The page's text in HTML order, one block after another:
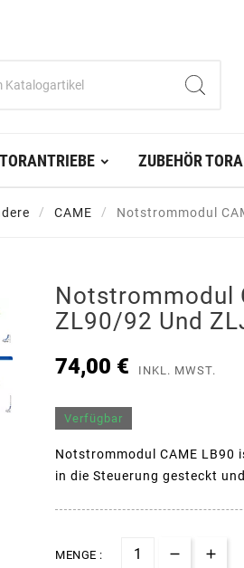
ZUBEHÖR
CAME Notstrommodul
Notstrommodul
ZL90/92 Und
74,00 € INKL. MWST.
Verfügbar
Notstrommodul CAME
in die Steuerung gesteckt
MENGE :